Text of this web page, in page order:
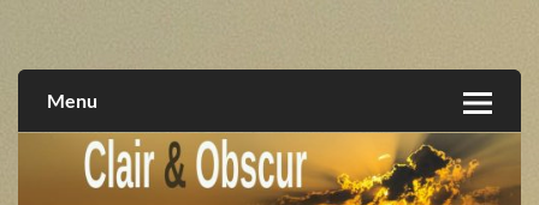
extrêmes, alternatives, texturales
Menu